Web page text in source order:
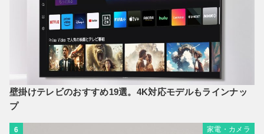
壁掛けテレビのおすすめ19選。4K対応モデルもラインナッ
プ
6 家電・カメラ